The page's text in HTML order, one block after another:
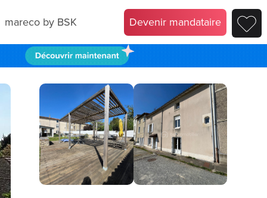
mareco by BSK Devenir mandataire